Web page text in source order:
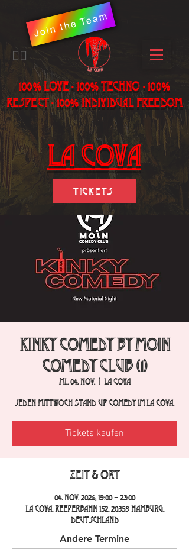
Join the Team
​🏳️‍🌈
100% LOVE - 100% Techno - 100%
Respect - 100% individual freedom
LA Cova
Tickets
Kinky Comedy by Moin
Comedy Club (1)
Mi., 04. Nov.
  |
La Cova
Jeden Mittwoch Stand Up Comedy im La Cova.
Tickets kaufen
Zeit & Ort
04. Nov. 2026, 19:00 – 23:00
La Cova, Reeperbahn 152, 20359 Hamburg,
Deutschland
Andere Termine